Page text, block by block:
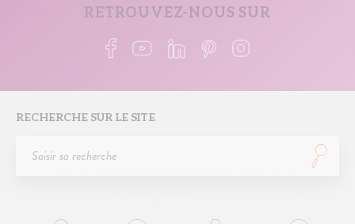
RETROUVEZ-NOUS SUR
RECHERCHE SUR LE SITE